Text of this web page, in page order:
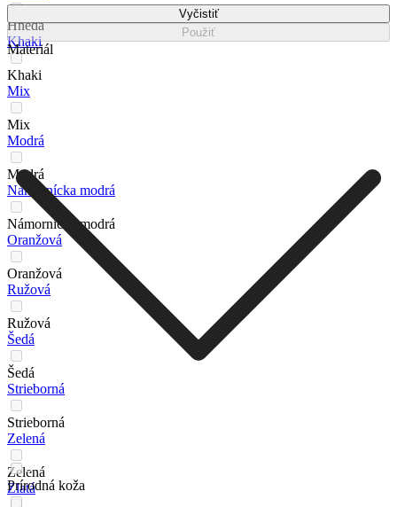
Hnedá
Khaki
Khaki
Mix
Mix
Modrá
Modrá
Námornícka modrá
Námornícka modrá
Oranžová
Oranžová
Ružová
Ružová
Šedá
Šedá
Strieborná
Strieborná
Zelená
Zelená
Zlatá
Vyčistiť
Použiť
Materiál
Prírodná koža